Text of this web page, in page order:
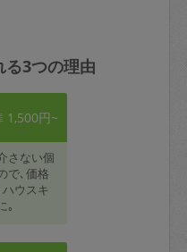
る3つの理由
1,500円~
さない個
で､価格
ウスキ
｡